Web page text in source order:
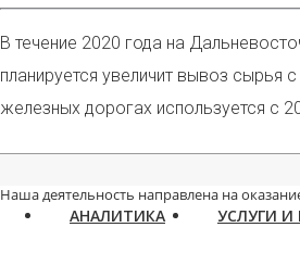
В течение 2020 года на
планируется увеличит вывоз сырья
железных дорогах используется с
Наша деятельность направлена на
АНАЛИТИКА УСЛУГИ И